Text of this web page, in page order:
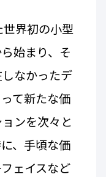
世界初の小型
始まり、そ
なかったデ
て新たな価
ンを次々と
、手頃な価
ェイスなど